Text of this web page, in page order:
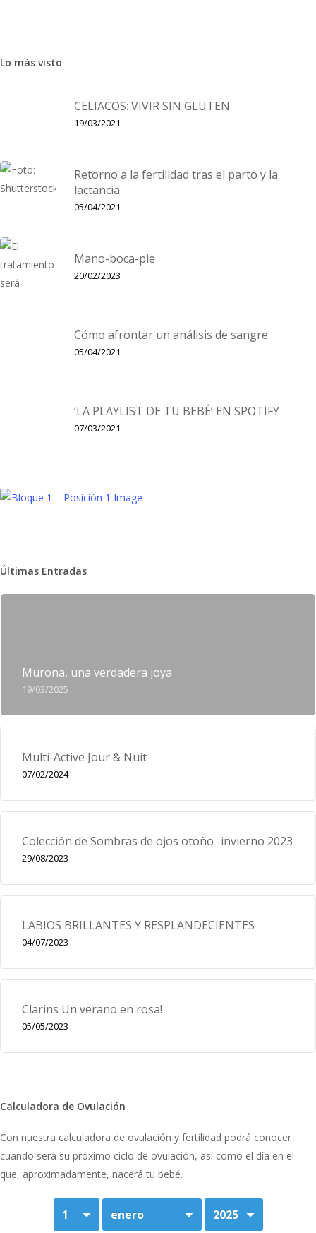
Tendencias
proponemos un avance de lo que se va a llevar el próximo
Lo más visto
CELIACOS: VIVIR SIN GLUTEN
19/03/2021
Retorno a la fertilidad tras el parto y la
lactancia
05/04/2021
Mano-boca-pie
20/02/2023
Cómo afrontar un análisis de sangre
05/04/2021
‘LA PLAYLIST DE TU BEBÉ’ EN SPOTIFY
07/03/2021
Últimas Entradas
Murona, una verdadera joya
19/03/2025
Multi-Active Jour & Nuit
07/02/2024
Colección de Sombras de ojos otoño -invierno 2023
29/08/2023
LABIOS BRILLANTES Y RESPLANDECIENTES
04/07/2023
Clarins Un verano en rosa!
05/05/2023
Calculadora de Ovulación
Con nuestra calculadora de ovulación y fertilidad podrá conocer
cuando será su próximo ciclo de ovulación, así como el día en el
que, aproximadamente, nacerá tu bebé.